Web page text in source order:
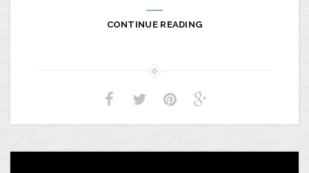
CONTINUE READING